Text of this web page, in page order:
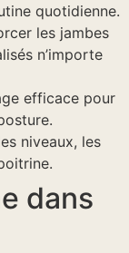
quotidienne.
les jambes
n’importe
efficace pour
niveaux, les
dans